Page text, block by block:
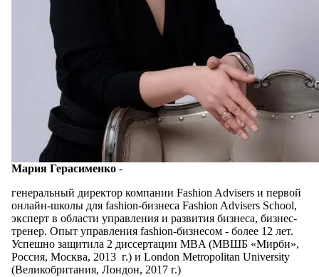
Мария Герасименко -
генеральный директор компании Fashion Advisers и первой
онлайн-школы для fashion-бизнеса Fashion Advisers School,
эксперт в области управления и развития бизнеса, бизнес-
тренер. Опыт управления fashion-бизнесом - более 12 лет.
Успешно защитила 2 диссертации MBA (МВШБ «Мирби»,
Россия, Москва, 2013 г.) и London Metropolitan University
(Великобритания, Лондон, 2017 г.)